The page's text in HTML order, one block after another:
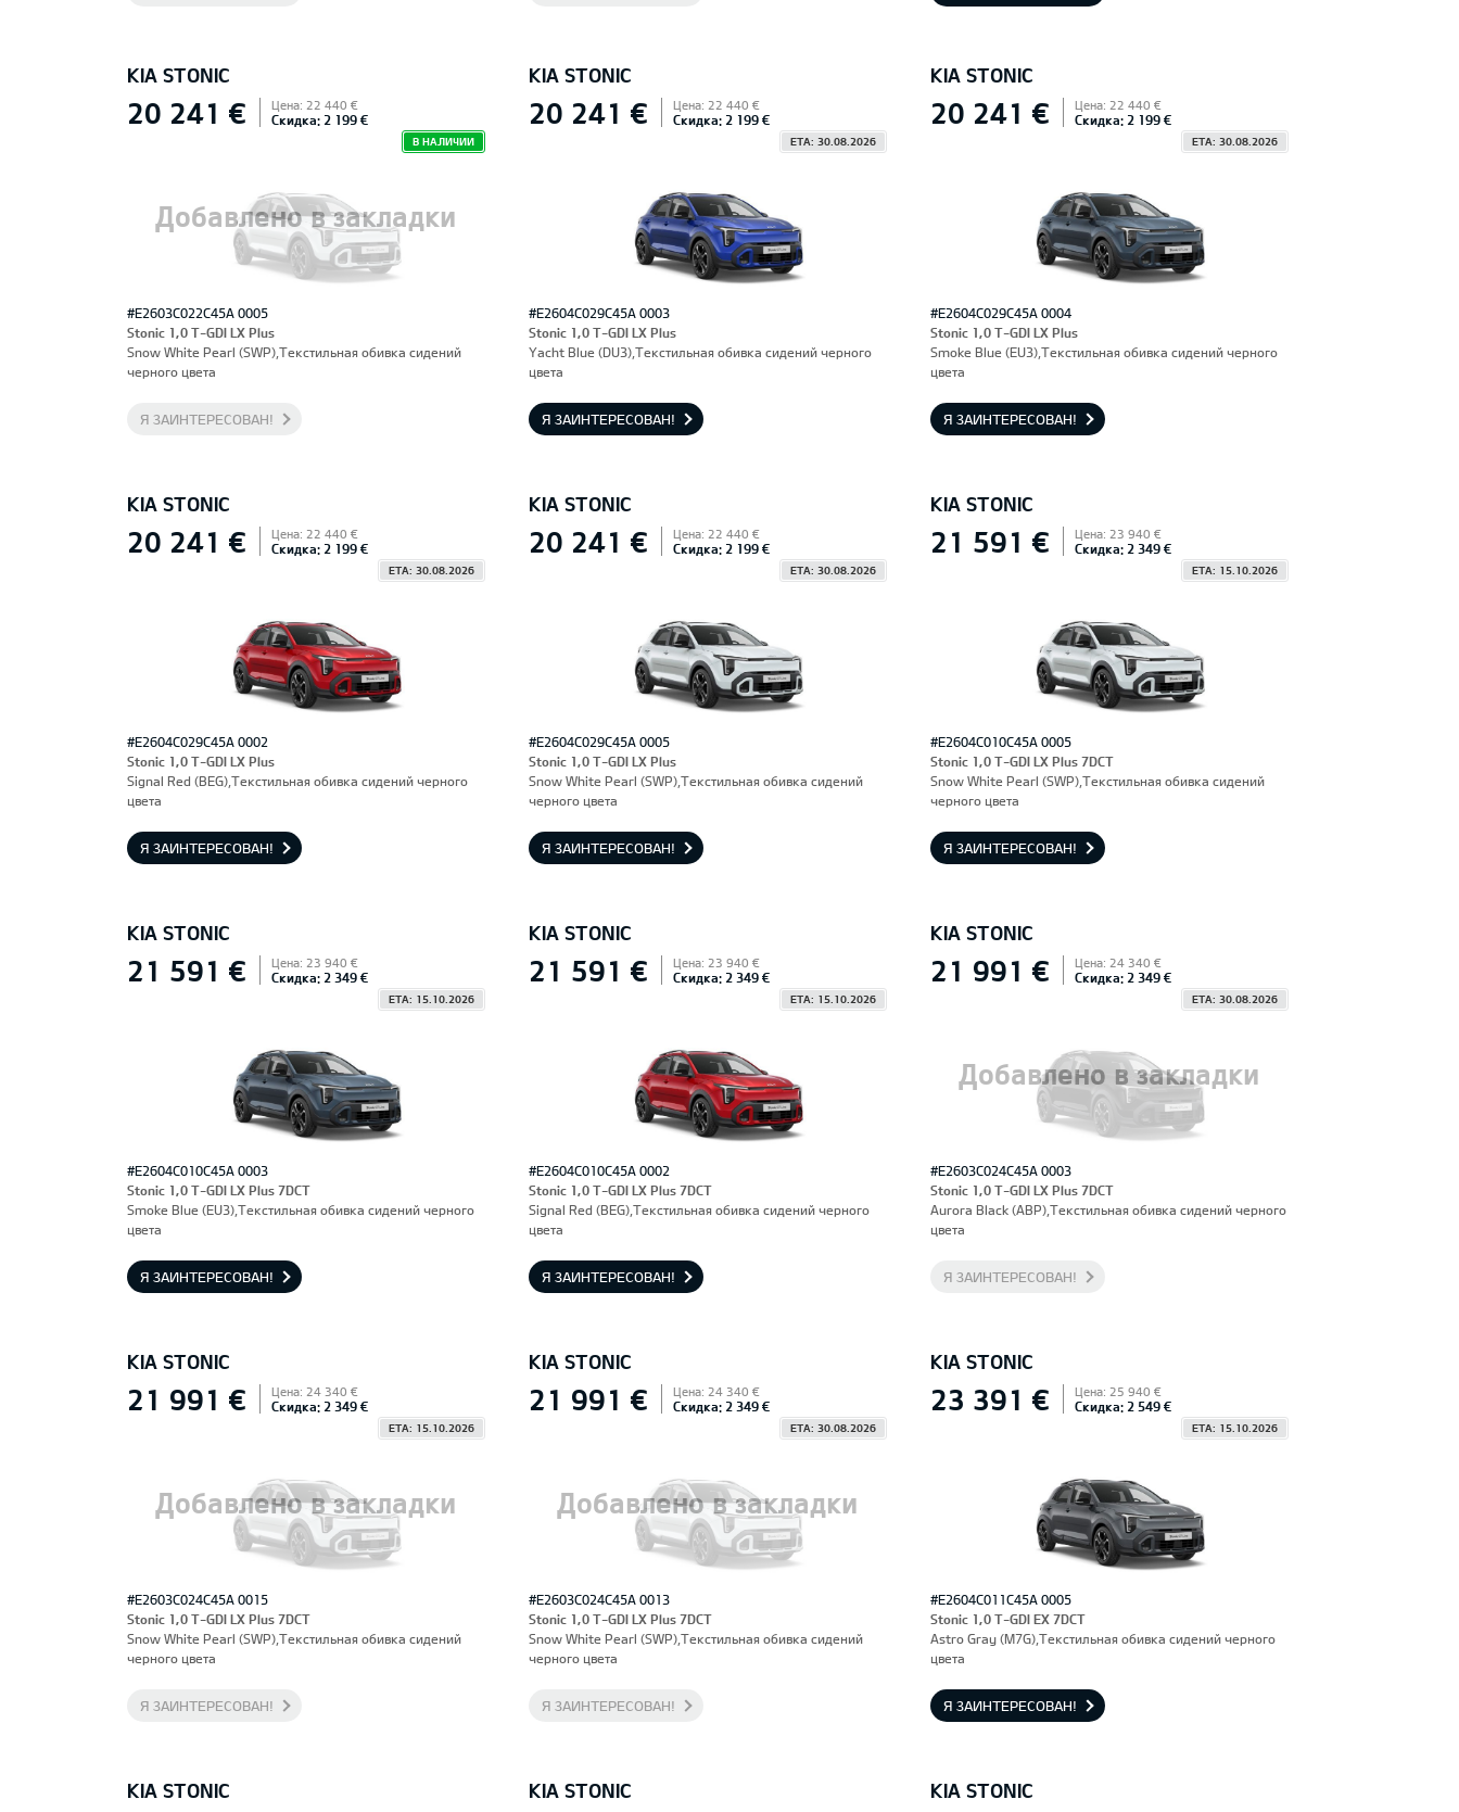
KIA STONIC
Добавлено в закладки
20 241 € Цена: 22 440 €
Скидка: 2 199 €
В НАЛИЧИИ
#E2603C022C45A 0005
Stonic 1,0 T-GDI LX Plus
Snow White Pearl (SWP),Текстильная обивка сидений
черного цвета
Я ЗАИНТЕРЕСОВАН!
KIA STONIC
20 241 € Цена: 22 440 €
Скидка: 2 199 €
ETA: 30.08.2026
#E2604C029C45A 0003
Stonic 1,0 T-GDI LX Plus
Yacht Blue (DU3),Текстильная обивка сидений черного
цвета
Я ЗАИНТЕРЕСОВАН!
KIA STONIC
20 241 € Цена: 22 440 €
Скидка: 2 199 €
ETA: 30.08.2026
#E2604C029C45A 0004
Stonic 1,0 T-GDI LX Plus
Smoke Blue (EU3),Текстильная обивка сидений черного
цвета
Я ЗАИНТЕРЕСОВАН!
KIA STONIC
20 241 € Цена: 22 440 €
Скидка: 2 199 €
ETA: 30.08.2026
#E2604C029C45A 0002
Stonic 1,0 T-GDI LX Plus
Signal Red (BEG),Текстильная обивка сидений черного
цвета
Я ЗАИНТЕРЕСОВАН!
KIA STONIC
20 241 € Цена: 22 440 €
Скидка: 2 199 €
ETA: 30.08.2026
#E2604C029C45A 0005
Stonic 1,0 T-GDI LX Plus
Snow White Pearl (SWP),Текстильная обивка сидений
черного цвета
Я ЗАИНТЕРЕСОВАН!
KIA STONIC
21 591 € Цена: 23 940 €
Скидка: 2 349 €
ETA: 15.10.2026
#E2604C010C45A 0005
Stonic 1,0 T-GDI LX Plus 7DCT
Snow White Pearl (SWP),Текстильная обивка сидений
черного цвета
Я ЗАИНТЕРЕСОВАН!
KIA STONIC
21 591 € Цена: 23 940 €
Скидка: 2 349 €
ETA: 15.10.2026
#E2604C010C45A 0003
Stonic 1,0 T-GDI LX Plus 7DCT
Smoke Blue (EU3),Текстильная обивка сидений черного
цвета
Я ЗАИНТЕРЕСОВАН!
KIA STONIC
21 591 € Цена: 23 940 €
Скидка: 2 349 €
ETA: 15.10.2026
#E2604C010C45A 0002
Stonic 1,0 T-GDI LX Plus 7DCT
Signal Red (BEG),Текстильная обивка сидений черного
цвета
Я ЗАИНТЕРЕСОВАН!
KIA STONIC
Добавлено в закладки
21 991 € Цена: 24 340 €
Скидка: 2 349 €
ETA: 30.08.2026
#E2603C024C45A 0003
Stonic 1,0 T-GDI LX Plus 7DCT
Aurora Black (ABP),Текстильная обивка сидений черного
цвета
Я ЗАИНТЕРЕСОВАН!
KIA STONIC
Добавлено в закладки
21 991 € Цена: 24 340 €
Скидка: 2 349 €
ETA: 15.10.2026
#E2603C024C45A 0015
Stonic 1,0 T-GDI LX Plus 7DCT
Snow White Pearl (SWP),Текстильная обивка сидений
черного цвета
Я ЗАИНТЕРЕСОВАН!
KIA STONIC
Добавлено в закладки
21 991 € Цена: 24 340 €
Скидка: 2 349 €
ETA: 30.08.2026
#E2603C024C45A 0013
Stonic 1,0 T-GDI LX Plus 7DCT
Snow White Pearl (SWP),Текстильная обивка сидений
черного цвета
Я ЗАИНТЕРЕСОВАН!
KIA STONIC
23 391 € Цена: 25 940 €
Скидка: 2 549 €
ETA: 15.10.2026
#E2604C011C45A 0005
Stonic 1,0 T-GDI EX 7DCT
Astro Gray (M7G),Текстильная обивка сидений черного
цвета
Я ЗАИНТЕРЕСОВАН!
KIA STONIC KIA STONIC KIA STONIC